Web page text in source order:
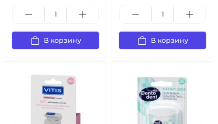
В корзину В корзину